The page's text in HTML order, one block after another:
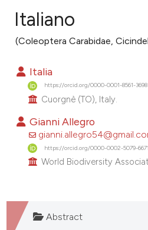
Citing Publications
Supporting
Mentioning
Contrasting
shows how a scientific paper
Italiano
(Coleoptera Carabidae,
Italia
https://orcid.org/0000-0001-8561-3698
Cuorgnè (TO), Italy.
Gianni Allegro
https://orcid.org/0000-0002-5079-6671
World Biodiversity
Abstract